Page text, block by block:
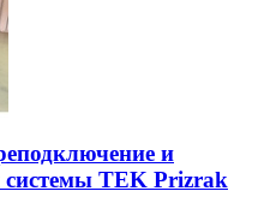
и
системы TEK Prizrak